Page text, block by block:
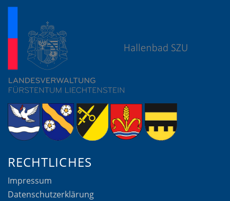
RECHTLICHES
Impressum
Datenschutzerklärung